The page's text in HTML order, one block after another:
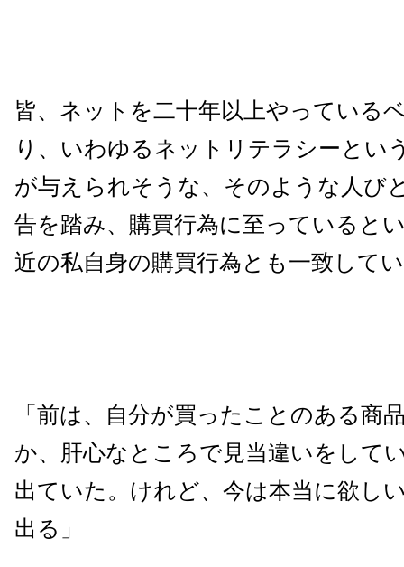
皆、ネットを二十年以上やっている
り、いわゆるネットリテラシーとい
が与えられそうな、そのような人び
告を踏み、購買行為に至っていると
近の私自身の購買行為とも一致して
「前は、自分が買ったことのある商
か、肝心なところで見当違いをして
出ていた。けれど、今は本当に欲し
出る」